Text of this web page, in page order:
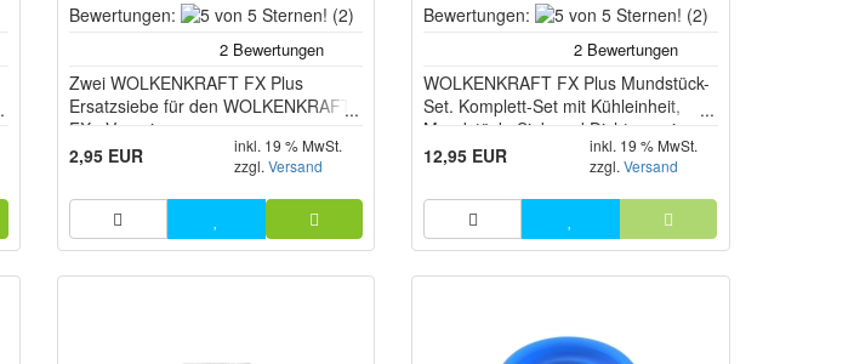
Bewertungen:
5(2)
Zwei WOLKENKRAFT FX Plus
Ersatzsiebe für den WOLKENKRAFT
FX+ Vaporizer.
2,95 EUR
inkl. 19 % MwSt.
zzgl.Versand
Bewertungen:
5
Sternen!
(2)
WOLKENKRAFT FX Plus Mundstück-
Set. Komplett-Set mit Kühleinheit,
Mundstück, Sieb und Dichtungsring.
12,95 EUR
inkl. 19 % MwSt.
zzgl. Versand